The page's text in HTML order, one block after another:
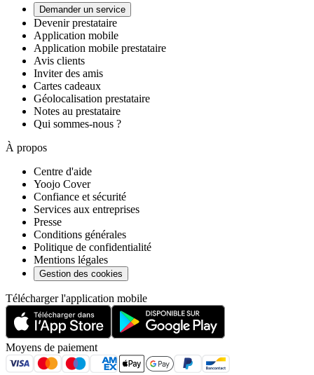
Demander un service
Devenir prestataire
Application mobile
Application mobile prestataire
Avis clients
Inviter des amis
Cartes cadeaux
Géolocalisation prestataire
Notes au prestataire
Qui sommes-nous ?
À propos
Centre d'aide
Yoojo Cover
Confiance et sécurité
Services aux entreprises
Presse
Conditions générales
Politique de confidentialité
Mentions légales
Gestion des cookies
Télécharger l'application mobile
Moyens de paiement